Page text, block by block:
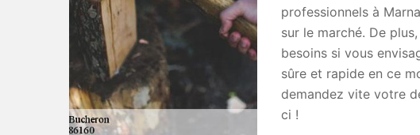
professionnels à
sur le marché. De
besoins si vous
sûre et rapide en ce
demandez vite votre
ci !